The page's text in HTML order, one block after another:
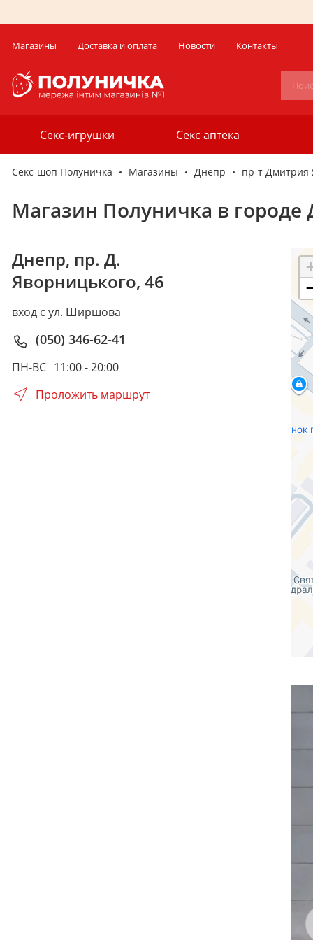
Магазины Доставка и оплата Новости Контакты
Секс-игрушки Секс аптека
Секс-шоп Полуничка Магазины Днепр пр-т Дмитрия
Магазин Полуничка в
Днепр, пр. Д.
Яворницького, 46
вход с ул. Ширшова
(050) 346-62-41
ПН-ВС 11:00 - 20:00
Проложить маршрут